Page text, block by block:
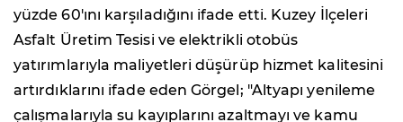
yüzde 60'ını karşıladığını ifade etti. Kuzey İlçeleri
Asfalt Üretim Tesisi ve elektrikli otobüs
yatırımlarıyla maliyetleri düşürüp hizmet kalitesini
artırdıklarını ifade eden Görgel; "Altyapı yenileme
çalışmalarıyla su kayıplarını azaltmayı ve kamu